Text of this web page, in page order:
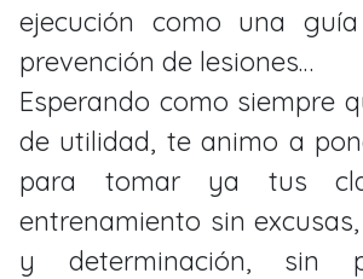
ejecución como una
prevención de lesiones…
Esperando como siempre
de utilidad, te animo a
para tomar ya tus
entrenamiento sin
y determinación, sin